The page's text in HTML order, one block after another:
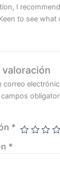
I
to see what
valoración
correo
*
*